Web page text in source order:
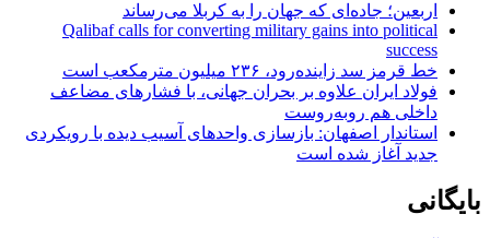
اربعین؛ جاده‌ای که جهان را به کربلا می‌رساند
Qalibaf calls for converting military gains into political
success
خط قرمز سد زاینده‌رود، ۲۳۶ میلیون مترمکعب است
فولاد ایران علاوه بر بحران جهانی، با فشارهای مضاعف
داخلی هم روبه‌روست
استاندار اصفهان: بازسازی واحدهای آسیب دیده با رویکردی
جدید آغاز شده است
بایگانی